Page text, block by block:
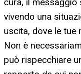
vivendo una
uscita, dove le tue
Non è
può rispecchiare